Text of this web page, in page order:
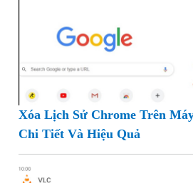
Xóa Lịch Sử Chrome Trên
Chi Tiết Và Hiệu Quả